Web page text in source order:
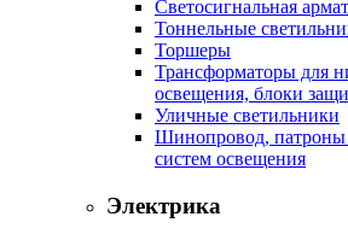
Светосигнальная
Тоннельные
Торшеры
Трансформаторы для
освещения, блоки
Уличные светильники
Шинопровод, патроны
систем освещения
Электрика